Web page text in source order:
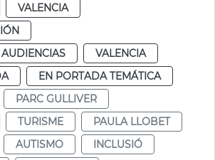
VALENCIA
VALENCIA
EN PORTADA TEMÁTICA
PARC GULLIVER
TURISME
PAULA LLOBET
AUTISMO
INCLUSIÓ